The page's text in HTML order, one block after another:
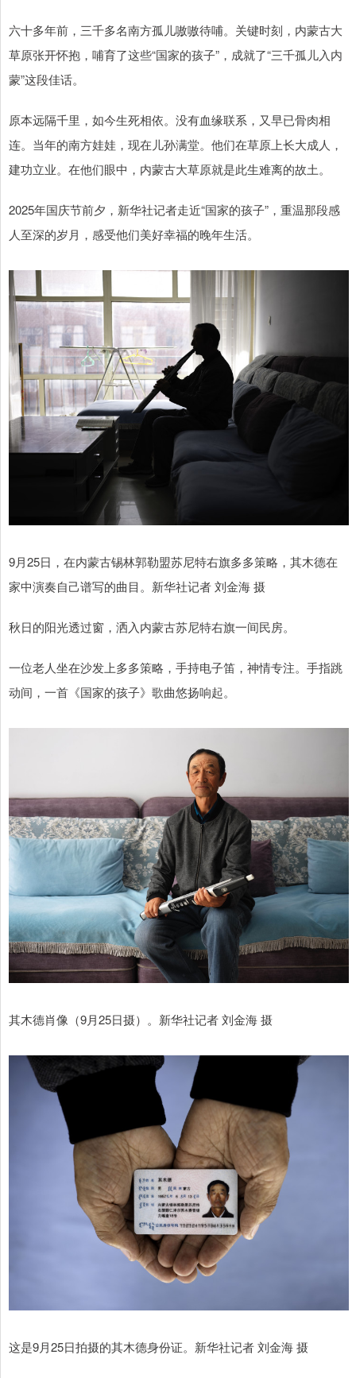
六十多年前，三千多名南方孤儿嗷嗷待哺。关键时刻，内蒙古大
草原张开怀抱，哺育了这些“国家的孩子”，成就了“三千孤儿入内
蒙”这段佳话。
原本远隔千里，如今生死相依。没有血缘联系，又早已骨肉相
连。当年的南方娃娃，现在儿孙满堂。他们在草原上长大成人，
建功立业。在他们眼中，内蒙古大草原就是此生难离的故土。
2025年国庆节前夕，新华社记者走近“国家的孩子”，重温那段感
人至深的岁月，感受他们美好幸福的晚年生活。
9月25日，在内蒙古锡林郭勒盟苏尼特右旗多多策略，其木德在
家中演奏自己谱写的曲目。新华社记者 刘金海 摄
秋日的阳光透过窗，洒入内蒙古苏尼特右旗一间民房。
一位老人坐在沙发上多多策略，手持电子笛，神情专注。手指跳
动间，一首《国家的孩子》歌曲悠扬响起。
其木德肖像（9月25日摄）。新华社记者 刘金海 摄
这是9月25日拍摄的其木德身份证。新华社记者 刘金海 摄